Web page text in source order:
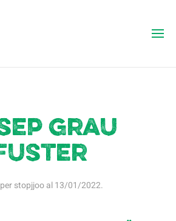
Grau
stopjjooal13/01/2022.